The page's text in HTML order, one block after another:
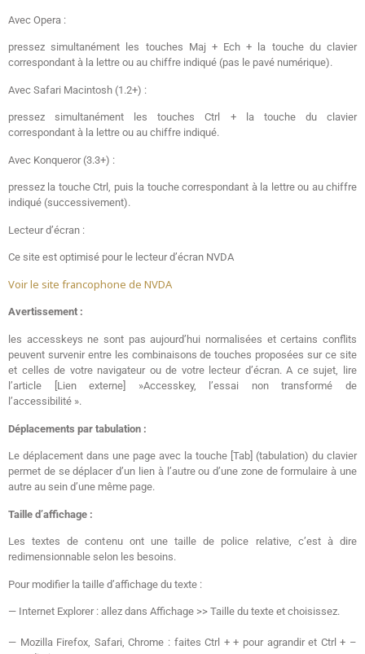
Avec Opera :
pressez simultanément les touches Maj + Ech + la touche du clavier
correspondant à la lettre ou au chiffre indiqué (pas le pavé numérique).
Avec Safari Macintosh (1.2+) :
pressez simultanément les touches Ctrl + la touche du clavier
correspondant à la lettre ou au chiffre indiqué.
Avec Konqueror (3.3+) :
pressez la touche Ctrl, puis la touche correspondant à la lettre ou au chiffre
indiqué (successivement).
Lecteur d’écran :
Ce site est optimisé pour le lecteur d’écran NVDA
Voir le site francophone de NVDA
Avertissement :
les accesskeys ne sont pas aujourd’hui normalisées et certains conflits
peuvent survenir entre les combinaisons de touches proposées sur ce site
et celles de votre navigateur ou de votre lecteur d’écran. A ce sujet, lire
l’article [Lien externe] »Accesskey, l’essai non transformé de
l’accessibilité ».
Déplacements par tabulation :
Le déplacement dans une page avec la touche [Tab] (tabulation) du clavier
permet de se déplacer d’un lien à l’autre ou d’une zone de formulaire à une
autre au sein d’une même page.
Taille d’affichage :
Les textes de contenu ont une taille de police relative, c’est à dire
redimensionnable selon les besoins.
Pour modifier la taille d’affichage du texte :
— Internet Explorer : allez dans Affichage >> Taille du texte et choisissez.
— Mozilla Firefox, Safari, Chrome : faites Ctrl + + pour agrandir et Ctrl + –